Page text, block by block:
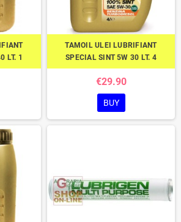
LT. 1
TAMOIL ULEI LUBRIFIANT
SPECIAL SINT 5W 30 LT. 4
€29.90
BUY